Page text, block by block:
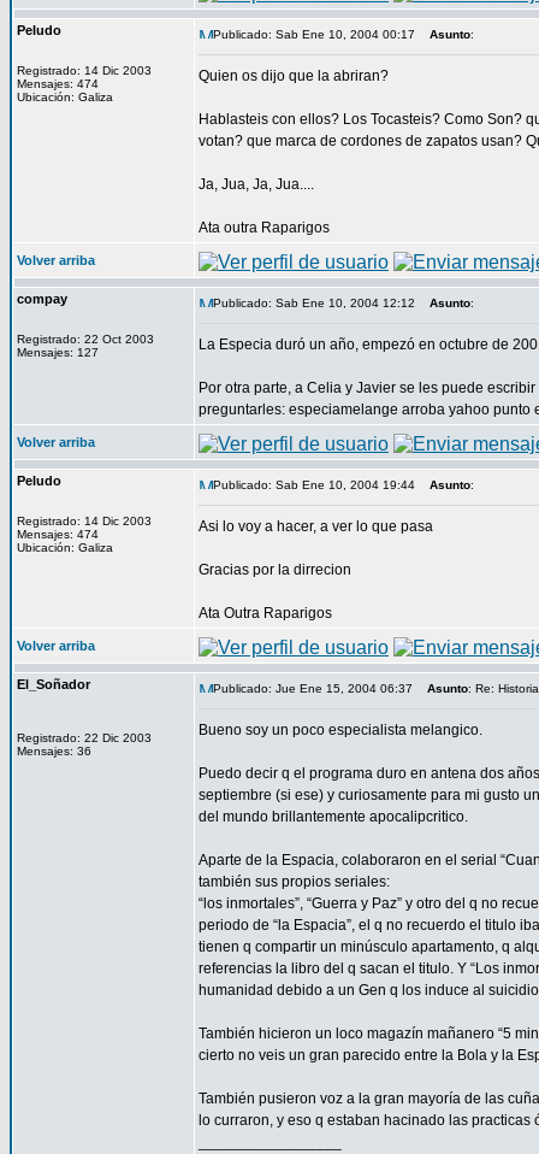
Peludo
Registrado: 14 Dic 2003
Mensajes: 474
Ubicación: Galiza
Publicado: Sab Ene 10, 2004 00:17 Asunto:
Quien os dijo que la abriran?
Hablasteis con ellos? Los Tocasteis? Como Son?
votan? que marca de cordones de zapatos usan?
Ja, Jua, Ja, Jua....
Ata outra Raparigos
Volver arriba
compay
Registrado: 22 Oct 2003
Mensajes: 127
Publicado: Sab Ene 10, 2004 12:12 Asunto:
La Especia duró un año, empezó en octubre de
Por otra parte, a Celia y Javier se les puede
preguntarles: especiamelange arroba yahoo punto
Volver arriba
Peludo
Registrado: 14 Dic 2003
Mensajes: 474
Ubicación: Galiza
Publicado: Sab Ene 10, 2004 19:44 Asunto:
Asi lo voy a hacer, a ver lo que pasa
Gracias por la dirrecion
Ata Outra Raparigos
Volver arriba
El_Soñador
Registrado: 22 Dic 2003
Mensajes: 36
Publicado: Jue Ene 15, 2004 06:37 Asunto: Re:
Bueno soy un poco especialista melangico.
Puedo decir q el programa duro en antena dos
septiembre (si ese) y curiosamente para mi gusto
del mundo brillantemente apocalipcritico.
Aparte de la Espacia, colaboraron en el serial
también sus propios seriales:
“los inmortales”, “Guerra y Paz” y otro del q no
periodo de “la Espacia”, el q no recuerdo el titulo
tienen q compartir un minúsculo apartamento, q
referencias la libro del q sacan el titulo. Y “Los
humanidad debido a un Gen q los induce al
También hicieron un loco magazín mañanero “5
cierto no veis un gran parecido entre la Bola y la
También pusieron voz a la gran mayoría de las
lo curraron, y eso q estaban hacinado las